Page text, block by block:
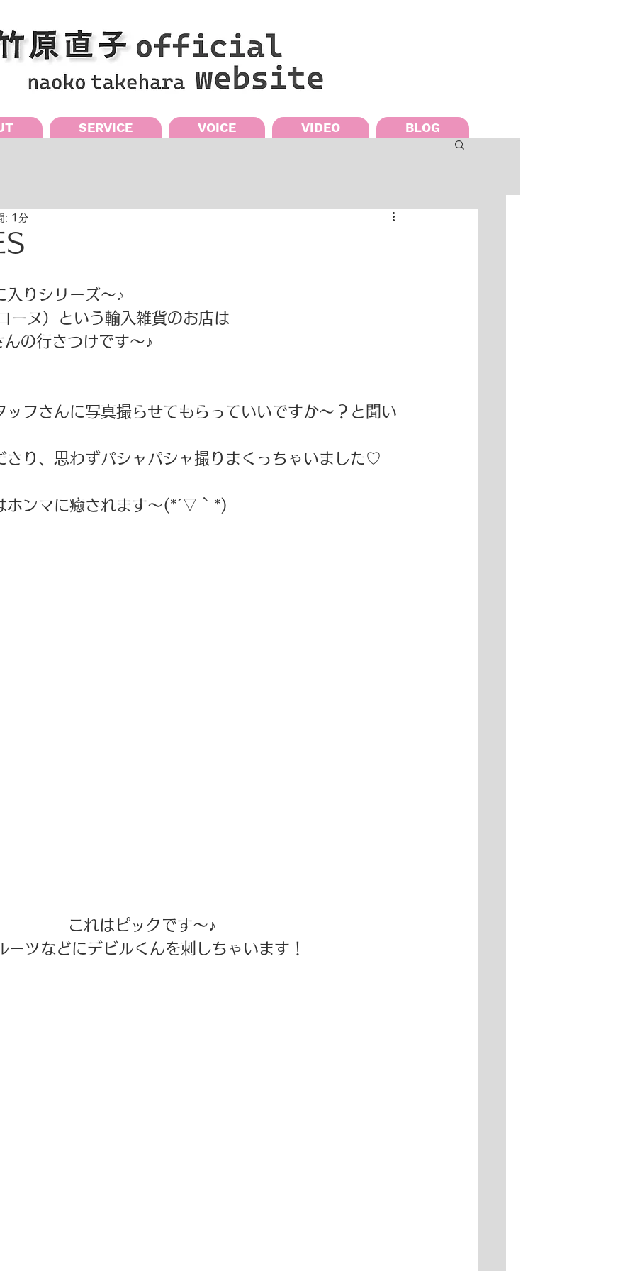
SERVICE VOICE VIDEO BLOG
: 1分
入りシリーズ～♪
ーヌ）という輸入雑貨のお店は
の行きつけです～♪
ッフさんに写真撮らせてもらっていいですか～？と聞い
さり、思わずパシャパシャ撮りまくっちゃいました♡
ホンマに癒されます～(*´▽｀*)
これはピックです～♪
ーツなどにデビルくんを刺しちゃいます！